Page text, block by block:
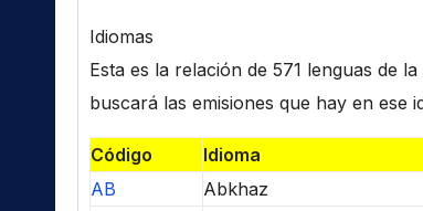
Idiomas
Esta es la relación de 571 lenguas de
buscará las emisiones que hay en ese
Código
Idioma
AB
Abkhaz